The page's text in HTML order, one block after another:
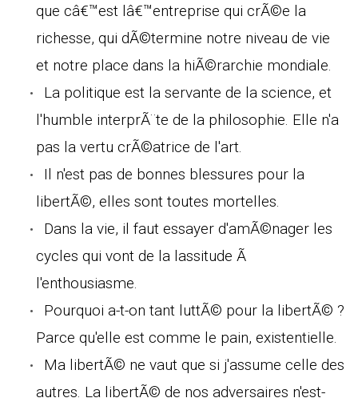
que câ€™est lâ€™entreprise qui crÃ©e la
richesse, qui dÃ©termine notre niveau de vie
et notre place dans la hiÃ©rarchie mondiale.
La politique est la servante de la science, et
l'humble interprÃ¨te de la philosophie. Elle n'a
pas la vertu crÃ©atrice de l'art.
Il n'est pas de bonnes blessures pour la
libertÃ©, elles sont toutes mortelles.
Dans la vie, il faut essayer d'amÃ©nager les
cycles qui vont de la lassitude Ã
l'enthousiasme.
Pourquoi a-t-on tant luttÃ© pour la libertÃ© ?
Parce qu'elle est comme le pain, existentielle.
Ma libertÃ© ne vaut que si j'assume celle des
autres. La libertÃ© de nos adversaires n'est-